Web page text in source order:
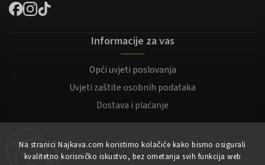
Na stranici Najkava.com koristimo kolačiće kako bismo osigurali
kvalitetno korisničko iskustvo, bez ometanja svih funkcija web
Informacije za vas
Opći uvjeti poslovanja
Uvjeti zaštite osobnih podataka
Dostava i plaćanje